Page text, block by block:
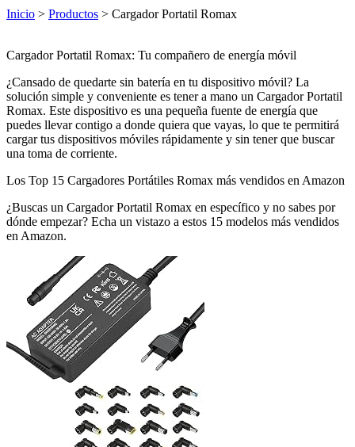
Inicio > Productos > Cargador Portatil Romax
Cargador Portatil Romax: Tu compañero de energía móvil
¿Cansado de quedarte sin batería en tu dispositivo móvil? La
solución simple y conveniente es tener a mano un Cargador Portatil
Romax. Este dispositivo es una pequeña fuente de energía que
puedes llevar contigo a donde quiera que vayas, lo que te permitirá
cargar tus dispositivos móviles rápidamente y sin tener que buscar
una toma de corriente.
Los Top 15 Cargadores Portátiles Romax más vendidos en Amazon
¿Buscas un Cargador Portatil Romax en específico y no sabes por
dónde empezar? Echa un vistazo a estos 15 modelos más vendidos
en Amazon.